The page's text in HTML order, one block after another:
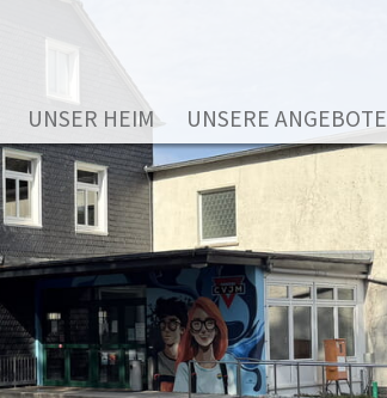
UNSER HEIM UNSERE ANGEBOTE